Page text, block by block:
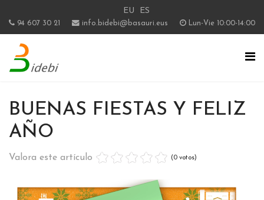
EU ES
94 607 30 21 info.bidebi@basauri.eus Lun-Vie 10:00-14:00
BUENAS FIESTAS Y FELIZ
AÑO
Valora este artículo (0 votos)